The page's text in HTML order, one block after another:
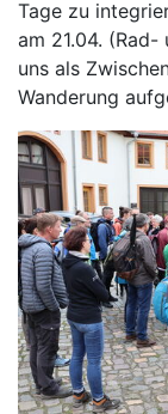
Tage zu
am 21.04.
uns als
Wanderung